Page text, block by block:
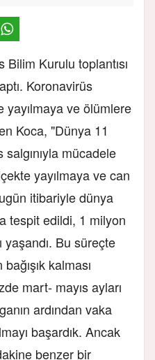
Kurulu toplantısı
Koronavirüs
yayılmaya ve ölümlere
Koca, "Dünya 11
mücadele
yayılmaya ve can
itibariyle dünya
tespit edildi, 1 milyon
yaşandı. Bu süreçte
kalması
mart- mayıs ayları
ardından vaka
başardık. Ancak
benzer bir